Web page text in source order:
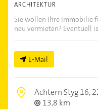
ARCHITEKTUR
Sie wollen Ihre Immobilie
neu vermieten? Eventuell
E-Mail
Achtern Styg 16,
13,8 km